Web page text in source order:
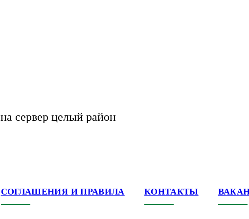
на сервер целый район
СОГЛАШЕНИЯ И ПРАВИЛА КОНТАКТЫ